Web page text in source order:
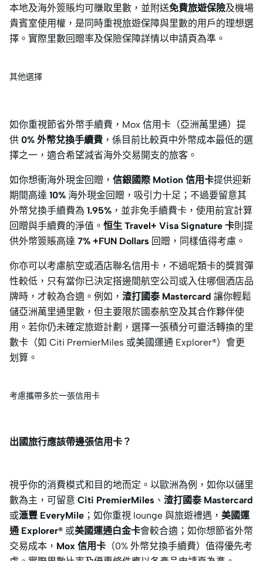
吸管杯 (價值
HK$315)
本地及海外簽賬均可賺取里數，並附送免費旅遊保險及機場
貴賓室使用權，是同時重視旅遊保障與里數的用戶的理想選
擇。實際里數回贈率及保險保障詳情以申請頁為準。
其他選擇
如你重視節省外幣手續費，Mox 信用卡（亞洲萬里通）提
供 0% 外幣兌換手續費 ，係目前比較頁中外幣成本最低的選
擇之一，適合希望減省海外交易開支的旅客。
如你想衝海外現金回贈， 信銀國際 Motion 信用卡提供迎新
期間高達 10% 海外現金回贈，吸引力十足；不過要留意其
外幣兌換手續費為 1.95% ，並非免手續費卡，使用前宜計算
回贈與手續費的淨值。 恒生 Travel+ Visa Signature 卡則提
供外幣簽賬高達 7% +FUN Dollars 回贈，同樣值得考慮。
你亦可以考慮航空或酒店聯名信用卡，不過呢類卡的獎賞彈
性較低，只有當你已決定搭邊間航空公司或入住哪個酒店品
牌時，才較為合適。例如， 渣打國泰 Mastercard 讓你輕鬆
儲亞洲萬里通里數，但主要限於國泰航空及其合作夥伴使
用。若你仍未確定旅遊計劃，選擇一張積分可靈活轉換的里
數卡（如 Citi PremierMiles 或美國運通 Explorer®）會更
划算。
考慮攜帶多於一張信用卡
出國旅行應該帶邊張信用卡？
視乎你的消費模式和目的地而定。以歐洲為例，如你以儲里
數為主，可留意 Citi PremierMiles 、 渣打國泰 Mastercard
或滙豐 EveryMile ；如你重視 lounge 與旅遊禮遇， 美國運
通 Explorer® 或美國運通白金卡會較合適；如你想節省外幣
交易成本， Mox 信用卡 （0% 外幣兌換手續費）值得優先考